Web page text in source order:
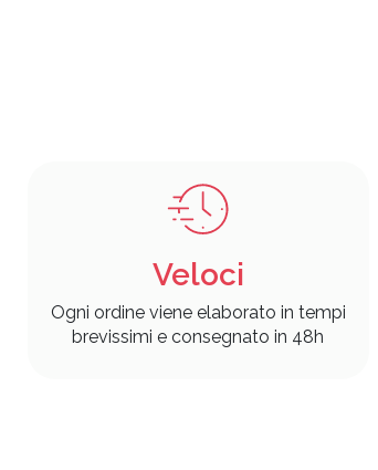
Veloci
Ogni ordine viene elaborato in tempi
brevissimi e consegnato in 48h